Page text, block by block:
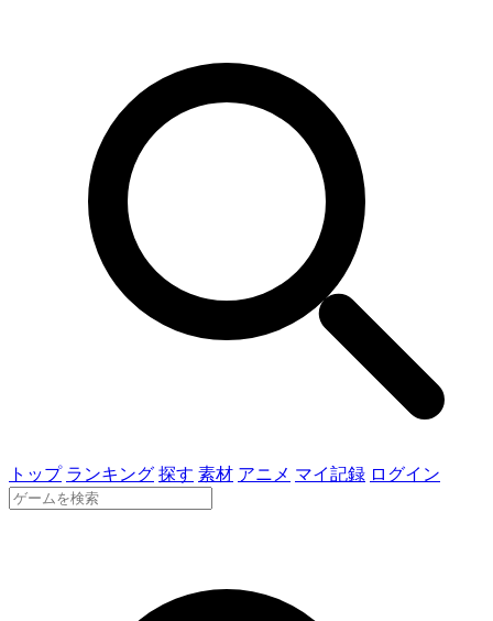
トップ ランキング 探す 素材 アニメ マイ記録 ログイン